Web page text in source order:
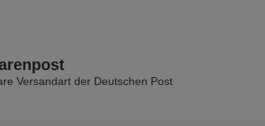
Versandart der Deutschen Post